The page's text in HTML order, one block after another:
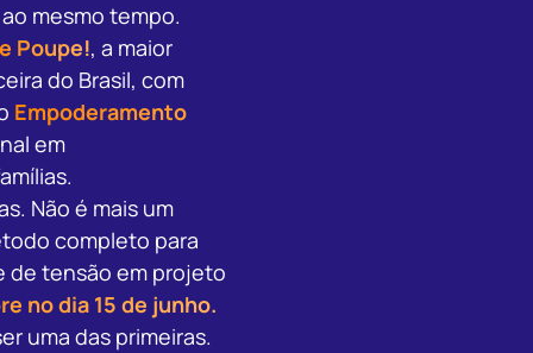
mesmo tempo.
Poupe!, a maior
do Brasil, com
Empoderamento
em
Não é mais um
completo para
de tensão em projeto
no dia 15 de junho.
uma das primeiras.